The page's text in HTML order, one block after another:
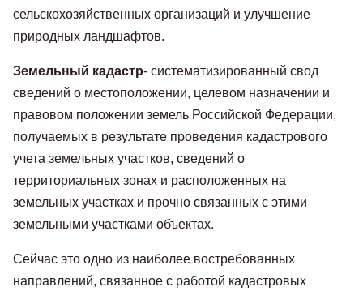
сельскохозяйственных организаций и улучшение
природных ландшафтов.
Земельный кадастр- систематизированный свод
сведений о местоположении, целевом назначении и
правовом положении земель Российской Федерации,
получаемых в результате проведения кадастрового
учета земельных участков, сведений о
территориальных зонах и расположенных на
земельных участках и прочно связанных с этими
земельными участками объектах.
Сейчас это одно из наиболее востребованных
направлений, связанное с работой кадастровых